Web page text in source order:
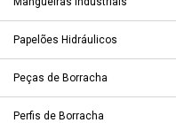
Papelões Hidráulicos
Peças de Borracha
Perfis de Borracha